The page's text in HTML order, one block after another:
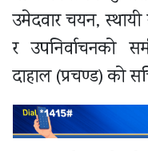
उमेदवार चयन,
र उपनिर्वाचनको
दाहाल (प्रचण्ड) को